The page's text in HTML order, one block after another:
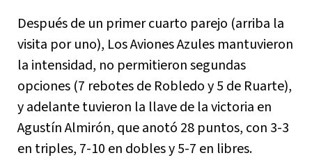
Después de un primer cuarto parejo (arriba la
visita por uno), Los Aviones Azules mantuvieron
la intensidad, no permitieron segundas
opciones (7 rebotes de Robledo y 5 de Ruarte),
y adelante tuvieron la llave de la victoria en
Agustín Almirón, que anotó 28 puntos, con 3-3
en triples, 7-10 en dobles y 5-7 en libres.